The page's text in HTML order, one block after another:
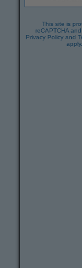
This site is
reCAPTCHA
Privacy Policy and
apply.